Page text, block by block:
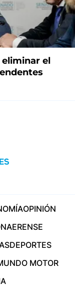
el
OPINIÓN
DEPORTES
MOTOR